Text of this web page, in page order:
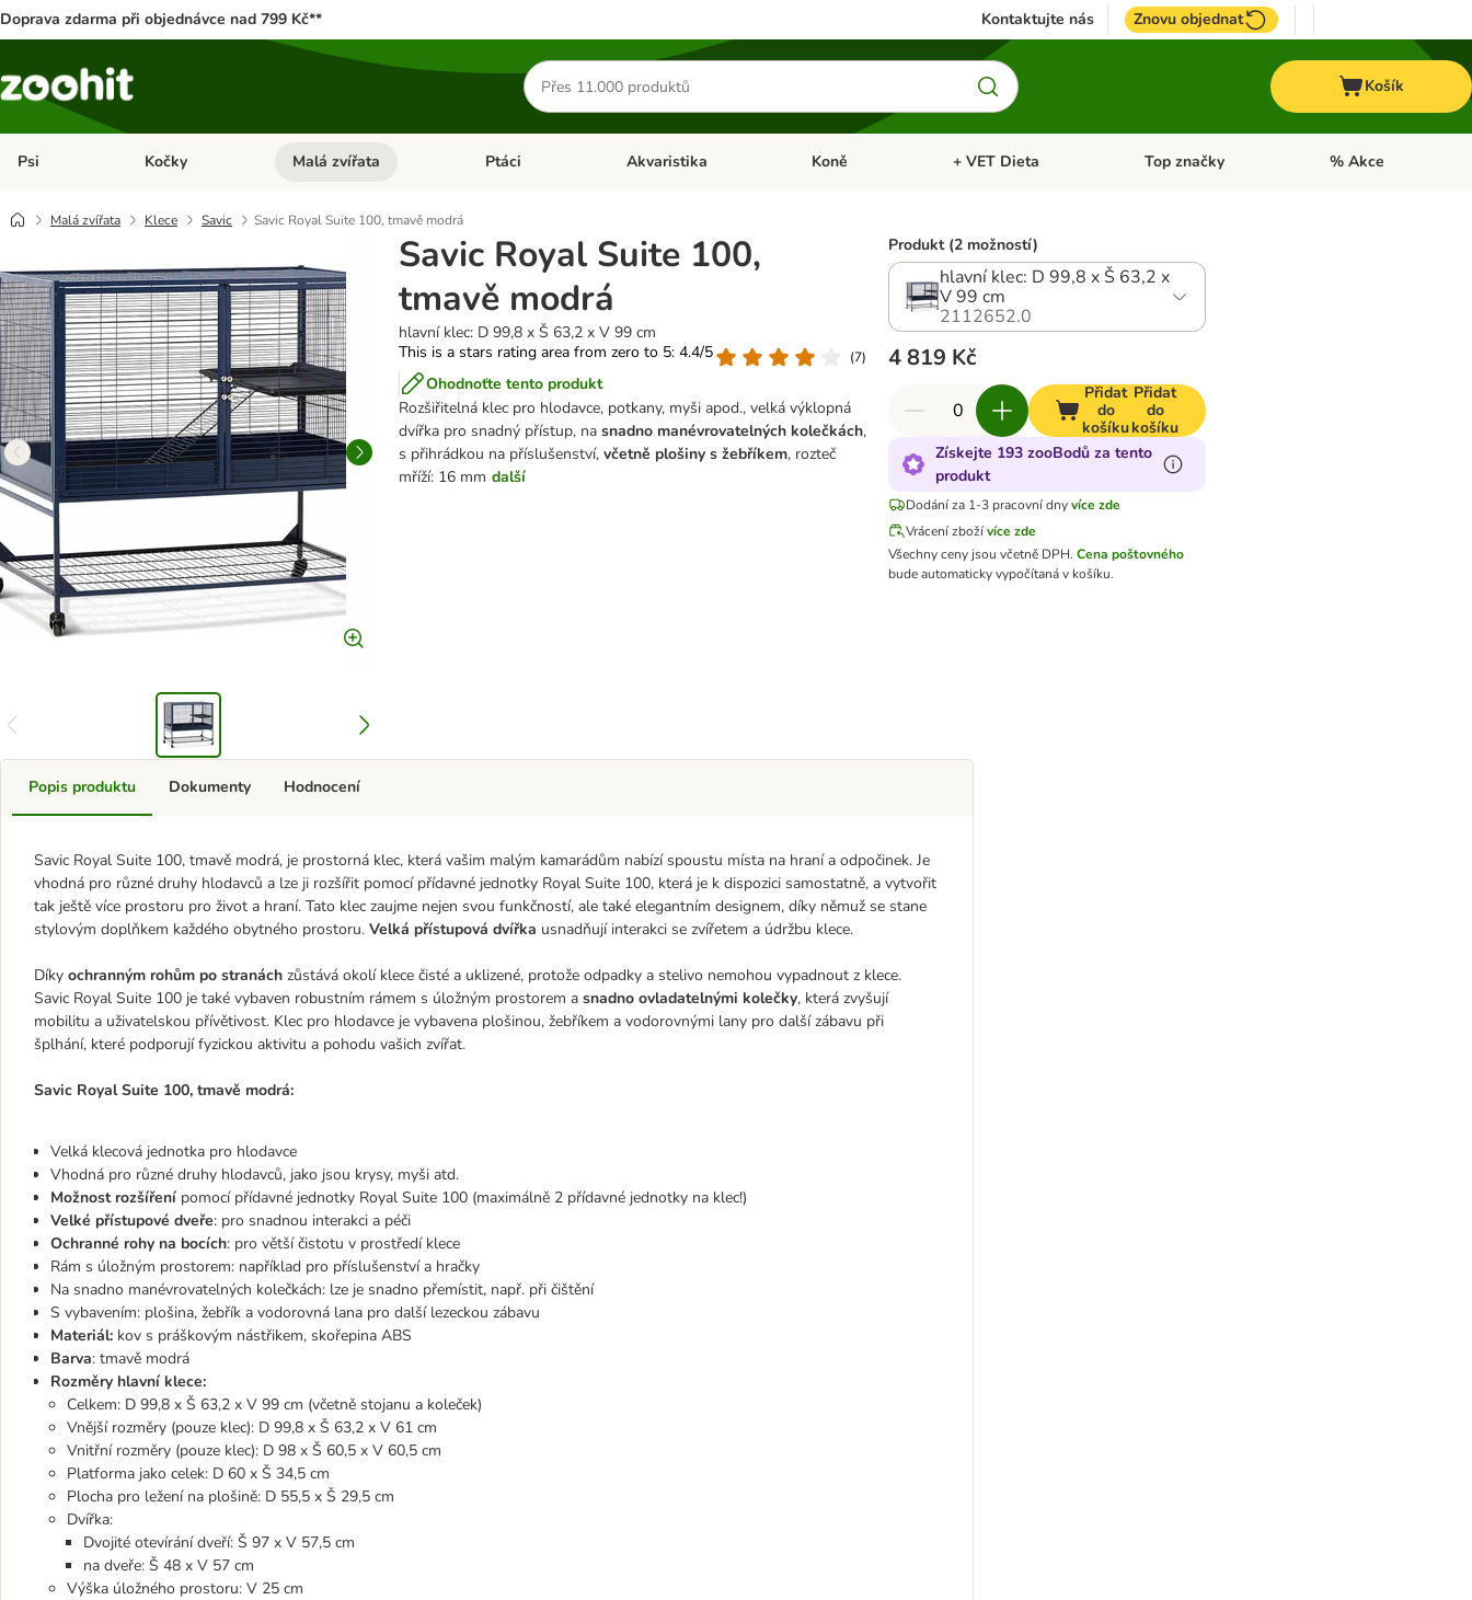
Doprava zdarma při objednávce nad 799 Kč** Kontaktujte nás Znovu objednat
Hledat
produkty
Košík
Psi Otevřít menu: Psi
Kočky Otevřít menu: Kočky
Malá zvířata Otevřít menu: Malá zvířata
Ptáci Otevřít menu: Ptáci
Akvaristika Otevřít menu: Akvaristika
Koně Otevřít menu: Koně
+ VET Dieta Otevřít menu: + VET Dieta
Top značky Otevřít menu: Top
% Akce
Malá zvířata Klece Savic Savic Royal Suite 100, tmavě modrá
Savic Royal Suite 100,
tmavě modrá
hlavní klec: D 99,8 x Š 63,2 x V 99 cm
This is a stars rating area from zero to 5: 4.4/5
(7)
Ohodnoťte tento produkt
Rozšiřitelná klec pro hlodavce, potkany, myši apod., velká výklopná
dvířka pro snadný přístup, na snadno manévrovatelných kolečkách,
s přihrádkou na příslušenství, včetně plošiny s žebříkem, rozteč
mříží: 16 mm další
Produkt (2 možností)
hlavní klec: D 99,8 x Š 63,2 x
V 99 cm
2112652.0
4 819 Kč
Přidat
do
košíku
Přidat
do
košíku
Získejte 193 zooBodů za tento
produkt
Dodání za 1-3 pracovní dnyvíce zde
Vrácení zbožívíce zde
Všechny ceny jsou včetně DPH. Cena poštovného
bude automaticky vypočítaná v košíku.
Popis produktu
Savic Royal Suite 100, tmavě modrá, je prostorná klec, která vašim malým kamarádům nabízí spoustu místa na hraní a odpočinek. Je
vhodná pro různé druhy hlodavců a lze ji rozšířit pomocí přídavné jednotky Royal Suite 100, která je k dispozici samostatně, a vytvořit
tak ještě více prostoru pro život a hraní. Tato klec zaujme nejen svou funkčností, ale také elegantním designem, díky němuž se stane
stylovým doplňkem každého obytného prostoru. Velká přístupová dvířka usnadňují interakci se zvířetem a údržbu klece.
Díky ochranným rohům po stranách zůstává okolí klece čisté a uklizené, protože odpadky a stelivo nemohou vypadnout z klece.
Savic Royal Suite 100 je také vybaven robustním rámem s úložným prostorem a snadno ovladatelnými kolečky, která zvyšují
mobilitu a uživatelskou přívětivost. Klec pro hlodavce je vybavena plošinou, žebříkem a vodorovnými lany pro další zábavu při
šplhání, které podporují fyzickou aktivitu a pohodu vašich zvířat.
Savic Royal Suite 100, tmavě modrá:
Velká klecová jednotka pro hlodavce
Vhodná pro různé druhy hlodavců, jako jsou krysy, myši atd.
Možnost rozšíření pomocí přídavné jednotky Royal Suite 100 (maximálně 2 přídavné jednotky na klec!)
Velké přístupové dveře: pro snadnou interakci a péči
Ochranné rohy na bocích: pro větší čistotu v prostředí klece
Rám s úložným prostorem: například pro příslušenství a hračky
Na snadno manévrovatelných kolečkách: lze je snadno přemístit, např. při čištění
S vybavením: plošina, žebřík a vodorovná lana pro další lezeckou zábavu
Materiál: kov s práškovým nástřikem, skořepina ABS
Barva: tmavě modrá
Rozměry hlavní klece:
Celkem: D 99,8 x Š 63,2 x V 99 cm (včetně stojanu a koleček)
Vnější rozměry (pouze klec): D 99,8 x Š 63,2 x V 61 cm
Vnitřní rozměry (pouze klec): D 98 x Š 60,5 x V 60,5 cm
Platforma jako celek: D 60 x Š 34,5 cm
Plocha pro ležení na plošině: D 55,5 x Š 29,5 cm
Dvířka:
Dvojité otevírání dveří: Š 97 x V 57,5 cm
na dveře: Š 48 x V 57 cm
Výška úložného prostoru: V 25 cm
Dokumenty Hodnocení